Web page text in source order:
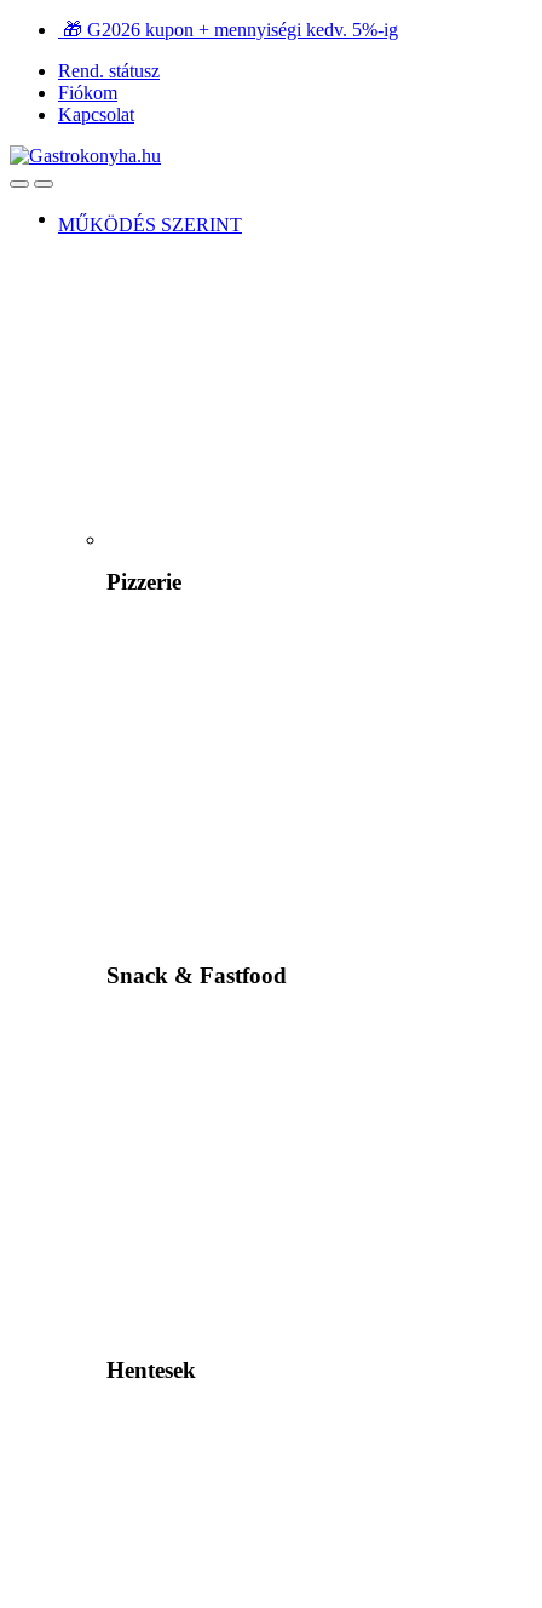
Ugrás
navigációhoz
Ugrás
tartalomra
🎁 G2026 kupon + mennyiségi kedv. 5%-ig
Rend. státusz
Fiókom
Kapcsolat
OpenClose
MŰKÖDÉS SZERINT
Pizzerie
Snack & Fastfood
Hentesek